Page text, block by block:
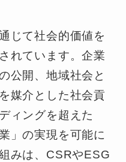
じて社会的価値を
れています。企業
公開、地域社会と
媒介とした社会貢
ィングを超えた
」の実現を可能に
みは、CSRやESG